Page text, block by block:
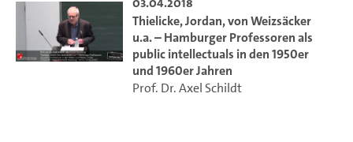
Thielicke, Jordan, von Weizsäcker
u.a. – Hamburger Professoren als
public intellectuals in den 1950er
und 1960er Jahren
Prof. Dr. Axel Schildt